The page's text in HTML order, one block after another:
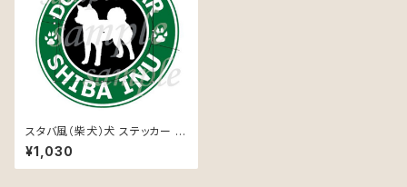
スタバ風（柴犬）犬 ステッカー 防
水 車用
¥1,030